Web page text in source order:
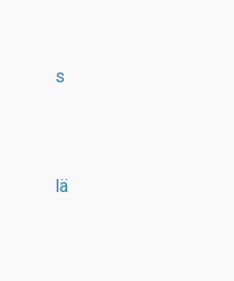
s
lä